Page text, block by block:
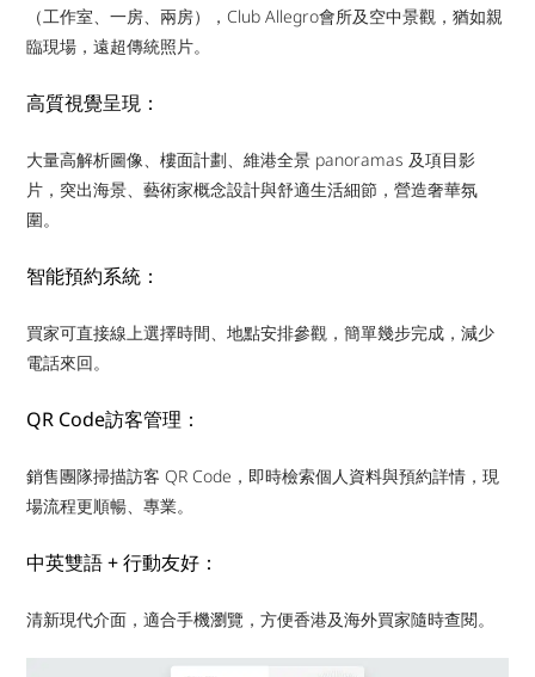
（工作室、一房、兩房），Club Allegro會所及空中景觀，猶如親
臨現場，遠超傳統照片。
高質視覺呈現：
大量高解析圖像、樓面計劃、維港全景 panoramas 及項目影
片，突出海景、藝術家概念設計與舒適生活細節，營造奢華氛
圍。
智能預約系統：
買家可直接線上選擇時間、地點安排參觀，簡單幾步完成，減少
電話來回。
QR Code訪客管理：
銷售團隊掃描訪客 QR Code，即時檢索個人資料與預約詳情，現
場流程更順暢、專業。
中英雙語 + 行動友好：
清新現代介面，適合手機瀏覽，方便香港及海外買家隨時查閱。